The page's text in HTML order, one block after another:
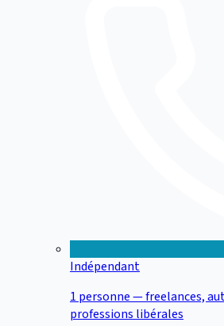
Indépendant
1 personne — freelances,
professions libérales